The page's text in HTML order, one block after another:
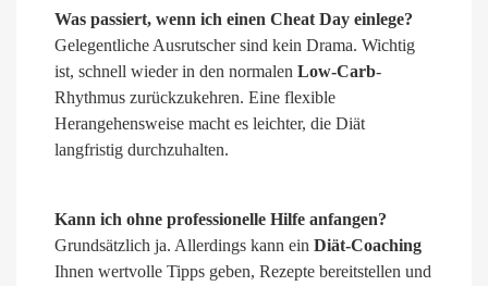
Was passiert, wenn ich einen Cheat Day einlege?
Gelegentliche Ausrutscher sind kein Drama. Wichtig
ist, schnell wieder in den normalen Low-Carb-
Rhythmus zurückzukehren. Eine flexible
Herangehensweise macht es leichter, die Diät
langfristig durchzuhalten.
Kann ich ohne professionelle Hilfe anfangen?
Grundsätzlich ja. Allerdings kann ein Diät-Coaching
Ihnen wertvolle Tipps geben, Rezepte bereitstellen und